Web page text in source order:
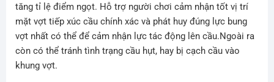
tăng tỉ lệ điểm ngọt. Hỗ trợ người chơi cảm nhận tốt vị trí
mặt vợt tiếp xúc cầu chính xác và phát huy đúng lực bung
vợt nhất có thể để cảm nhận lực tác động lên cầu.Ngoài ra
còn có thể tránh tình trạng cầu hụt, hay bị cạch cầu vào
khung vợt.